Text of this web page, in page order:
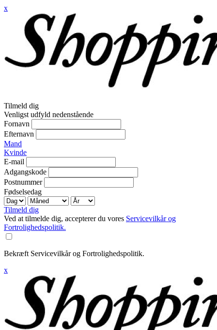
x
Tilmeld dig
Venligst udfyld nedenstående
Fornavn
Efternavn
Mand
Kvinde
E-mail
Adgangskode
Postnummer
Fødselsedag
Tilmeld dig
Ved at tilmelde dig, accepterer du vores Servicevilkår og
Fortrolighedspolitik.
Bekræft Servicevilkår og Fortrolighedspolitik.
x